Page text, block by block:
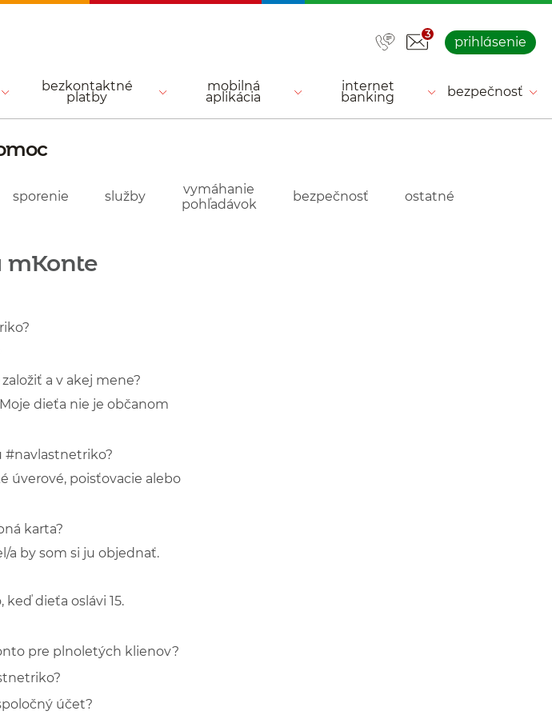
bezkontaktné
platby
mobilná
aplikácia
internet
banking bezpečnosť
3
prihlásenie
sporenie služby
vymáhanie
pohľadávok
bezpečnosť ostatné
mKonte
a v akej mene?
dieťa nie je občanom
#navlastnetriko?
úverové, poisťovacie alebo
karta?
a by som si ju objednať.
dieťa oslávi 15.
pre plnoletých klienov?
účet?